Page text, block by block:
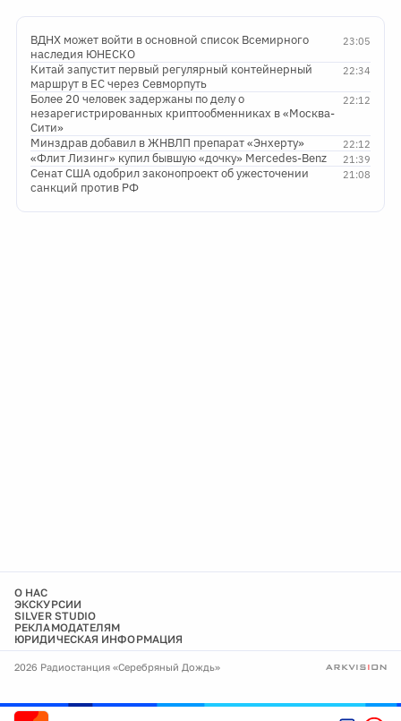
23:05
ВДНХ может войти в основной список Всемирного
наследия ЮНЕСКО
22:34
Китай запустит первый регулярный контейнерный
маршрут в ЕС через Севморпуть
22:12
Более 20 человек задержаны по делу о
незарегистрированных криптообменниках в «Москва-
Сити»
22:12
Минздрав добавил в ЖНВЛП препарат «Энхерту»
21:39
«Флит Лизинг» купил бывшую «дочку» Mercedes-Benz
21:08
Сенат США одобрил законопроект об ужесточении
санкций против РФ
О НАС
ЭКСКУРСИИ
SILVER STUDIO
РЕКЛАМОДАТЕЛЯМ
ЮРИДИЧЕСКАЯ ИНФОРМАЦИЯ
2026 Радиостанция «Серебряный Дождь»